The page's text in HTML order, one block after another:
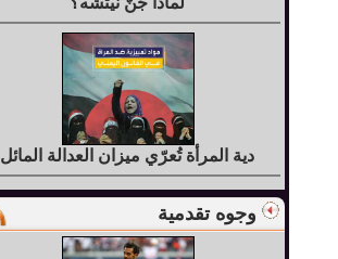
دية المرأة تُعرّي ميزان العدالة المائل
وجوه تقدمية